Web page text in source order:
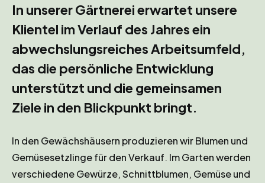
In unserer Gärtnerei erwartet unsere
Klientel im Verlauf des Jahres ein
abwechslungsreiches Arbeitsumfeld,
das die persönliche Entwicklung
unterstützt und die gemeinsamen
Ziele in den Blickpunkt bringt.
In den Gewächshäusern produzieren wir Blumen und
Gemüsesetzlinge für den Verkauf. Im Garten werden
verschiedene Gewürze, Schnittblumen, Gemüse und